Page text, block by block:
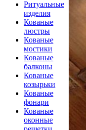
Ритуальные
изделия
Кованые
люстры
Кованые
мостики
Кованые
балконы
Кованые
козырьки
Кованые
фонари
Кованые
оконные